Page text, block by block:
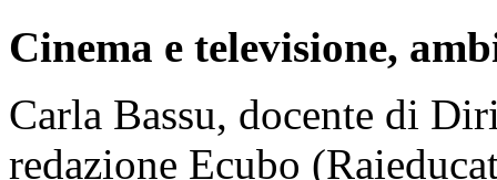
Cinema e televisione,
Carla Bassu, docente di
redazione Ecubo